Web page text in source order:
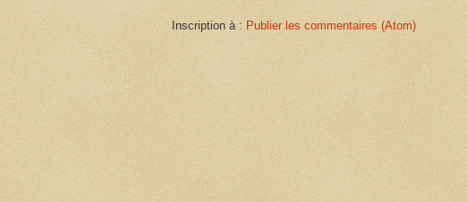
Inscription à : Publier les commentaires (Atom)